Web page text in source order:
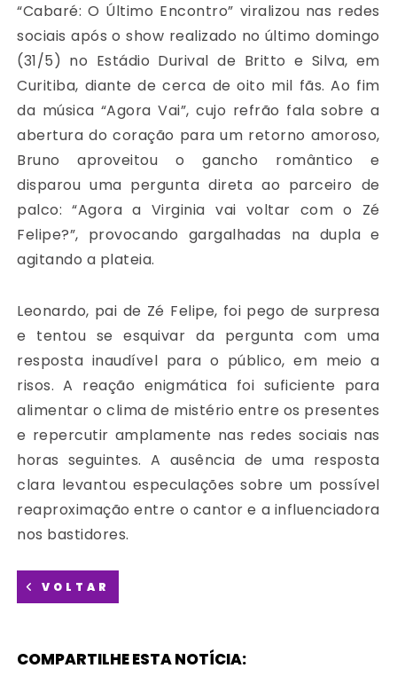
“Cabaré: O Último Encontro” viralizou nas redes
sociais após o show realizado no último domingo
(31/5) no Estádio Durival de Britto e Silva, em
Curitiba, diante de cerca de oito mil fãs. Ao fim
da música “Agora Vai”, cujo refrão fala sobre a
abertura do coração para um retorno amoroso,
Bruno aproveitou o gancho romântico e
disparou uma pergunta direta ao parceiro de
palco: “Agora a Virginia vai voltar com o Zé
Felipe?”, provocando gargalhadas na dupla e
agitando a plateia.
Leonardo, pai de Zé Felipe, foi pego de surpresa
e tentou se esquivar da pergunta com uma
resposta inaudível para o público, em meio a
risos. A reação enigmática foi suficiente para
alimentar o clima de mistério entre os presentes
e repercutir amplamente nas redes sociais nas
horas seguintes. A ausência de uma resposta
clara levantou especulações sobre um possível
reaproximação entre o cantor e a influenciadora
nos bastidores.
VOLTAR
COMPARTILHE ESTA NOTÍCIA: